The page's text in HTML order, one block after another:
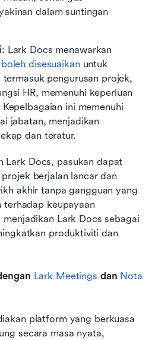
dalam suntingan
: Lark Docs menawarkan
disesuaikan untuk
pengurusan projek,
HR, memenuhi keperluan
ini memenuhi
jabatan, menjadikan
dan teratur.
Lark Docs, pasukan dapat
berjalan lancar dan
akhir tanpa gangguan yang
terhadap keupayaan
Lark Docs sebagai
produktiviti dan
Lark Meetings dan Nota
platform yang berkuasa
secara masa nyata,